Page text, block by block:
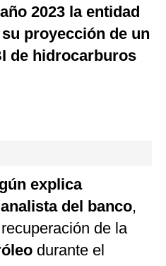
2023 la entidad
proyección de un
de hidrocarburos
explica
del banco,
de la
durante el